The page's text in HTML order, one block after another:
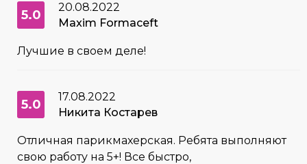
5.0
20.08.2022
Maxim Formaceft
Лучшие в своем деле!
5.0
17.08.2022
Никита Костарев
Отличная парикмахерская. Ребята выполняют
свою работу на 5+! Все быстро,